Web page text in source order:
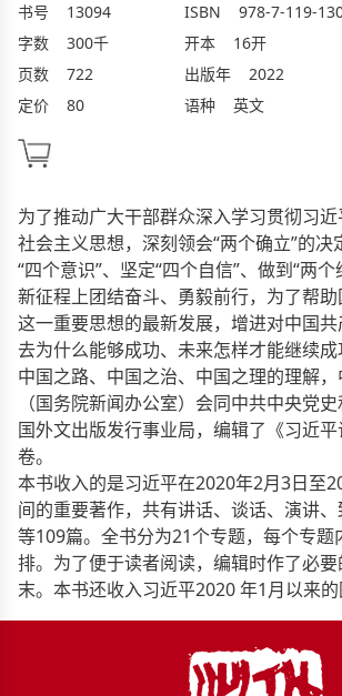
书号
13094
字数
300千
页数
722
定价
80
ISBN
978-7-119-
开本
16开
出版年
2022
语种
英文
为了推动广大干部群众深入学习贯彻习
社会主义思想，深刻领会“两个确立”的决
“四个意识”、坚定“四个自信”、做到“两
新征程上团结奋斗、勇毅前行，为了帮
这一重要思想的最新发展，增进对中国
去为什么能够成功、未来怎样才能继续
中国之路、中国之治、中国之理的理解
（国务院新闻办公室）会同中共中央党
国外文出版发行事业局，编辑了《习近
卷。
本书收入的是习近平在2020年2月3日至
间的重要著作，共有讲话、谈话、演讲
等109篇。全书分为21个专题，每个专题
排。为了便于读者阅读，编辑时作了必
末。本书还收入习近平2020 年1月以来的